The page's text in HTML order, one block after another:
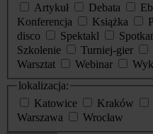
Artykuł
Debata
Konferencja
Książka
disco
Spektakl
Szkolenie
Turniej-gier
Warsztat
Webinar
lokalizacja:
Katowice
Kraków
Warszawa
Wrocław